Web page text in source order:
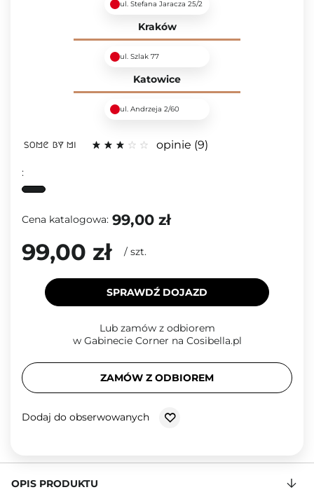
ul. Stefana Jaracza 25/2
Kraków
ul. Szlak 77
Katowice
ul. Andrzeja 2/60
opinie 9
:
Cena katalogowa: 99,00 zł
99,00 zł / szt.
SPRAWDŹ DOJAZD
Lub zamów z odbiorem
w Gabinecie Corner na Cosibella.pl
ZAMÓW Z ODBIOREM
Dodaj do obserwowanych
OPIS PRODUKTU